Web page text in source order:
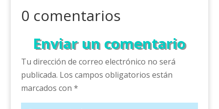
0 comentarios
Enviar un comentario
Tu dirección de correo electrónico no será
publicada. Los campos obligatorios están
marcados con *